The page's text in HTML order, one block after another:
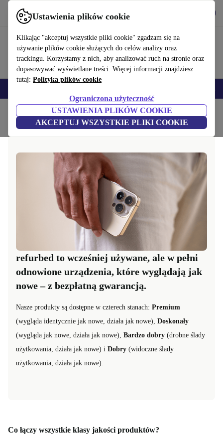
Ustawienia plików cookie
Klikając "akceptuj wszystkie pliki cookie" zgadzam się na
używanie plików cookie służących do celów analizy oraz
trackingu. Korzystamy z nich, aby analizować ruch na stronie oraz
dopasowywać wyświetlane treści. Więcej informacji znajdziesz
tutaj: Polityka plików cookie
Ograniczona użyteczność
USTAWIENIA PLIKÓW COOKIE
AKCEPTUJ WSZYSTKIE PLIKI COOKIE
Korzystaj z refurbed szybko i łatwo
Pytania i odpowiedzi
refurbed to wcześniej używane, ale w pełni
odnowione urządzenia, które wyglądają jak
nowe – z bezpłatną gwarancją.
Nasze produkty są dostępne w czterech stanach: Premium
(wygląda identycznie jak nowe, działa jak nowe), Doskonały
(wygląda jak nowe, działa jak nowe), Bardzo dobry (drobne ślady
użytkowania, działa jak nowe) i Dobry (widoczne ślady
użytkowania, działa jak nowe).
Co łączy wszystkie klasy jakości produktów?